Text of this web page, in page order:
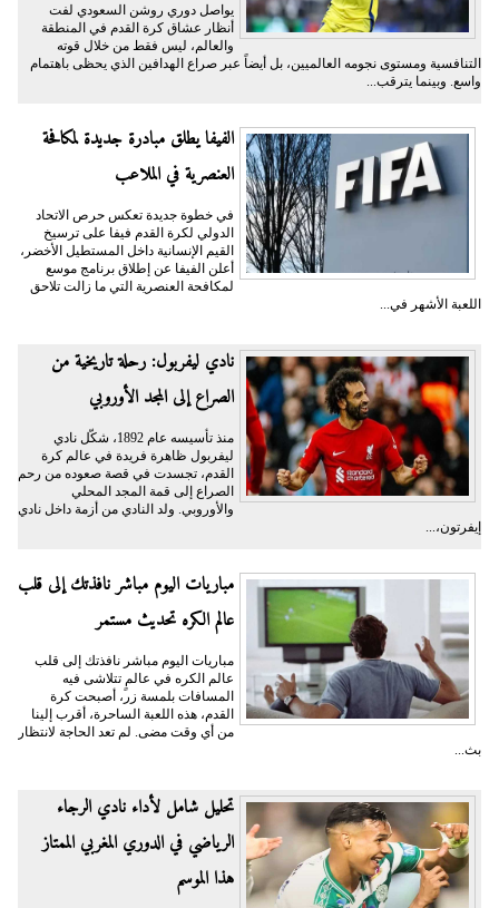
يواصل دوري روشن السعودي لفت
أنظار عشاق كرة القدم في المنطقة
والعالم، ليس فقط من خلال قوته
التنافسية ومستوى نجومه العالميين، بل أيضاً عبر صراع الهدافين الذي يحظى باهتمام
واسع. وبينما يترقب...
الفيفا يطلق مبادرة جديدة لمكافحة
العنصرية في الملاعب
في خطوة جديدة تعكس حرص الاتحاد
الدولي لكرة القدم فيفا على ترسيخ
القيم الإنسانية داخل المستطيل الأخضر،
أعلن الفيفا عن إطلاق برنامج موسع
لمكافحة العنصرية التي ما زالت تلاحق
اللعبة الأشهر في...
نادي ليفربول: رحلة تاريخية من
الصراع إلى المجد الأوروبي
منذ تأسيسه عام 1892، شكّل نادي
ليفربول ظاهرة فريدة في عالم كرة
القدم، تجسدت في قصة صعوده من رحم
الصراع إلى قمة المجد المحلي
والأوروبي. ولد النادي من أزمة داخل نادي
إيفرتون،...
مباريات اليوم مباشر نافذتك إلى قلب
عالم الكره تحديث مستمر
مباريات اليوم مباشر نافذتك إلى قلب
عالم الكره في عالمٍ تتلاشى فيه
المسافات بلمسة زر، أصبحت كرة
القدم، هذه اللعبة الساحرة، أقرب إلينا
من أي وقت مضى. لم تعد الحاجة لانتظار
بث...
تحليل شامل لأداء نادي الرجاء
الرياضي في الدوري المغربي الممتاز
هذا الموسم